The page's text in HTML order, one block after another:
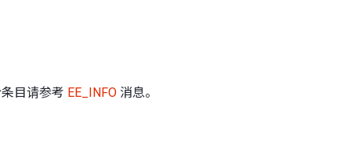
目请参考 EE_INFO 消息。